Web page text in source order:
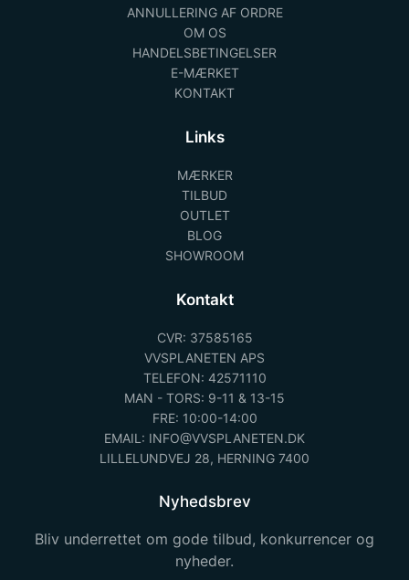
ANNULLERING AF ORDRE
OM OS
HANDELSBETINGELSER
E-MÆRKET
KONTAKT
Links
MÆRKER
TILBUD
OUTLET
BLOG
SHOWROOM
Kontakt
CVR: 37585165
VVSPLANETEN APS
TELEFON: 42571110
MAN - TORS: 9-11 & 13-15
FRE: 10:00-14:00
EMAIL: INFO@VVSPLANETEN.DK
LILLELUNDVEJ 28, HERNING 7400
Nyhedsbrev
Bliv underrettet om gode tilbud, konkurrencer og
nyheder.